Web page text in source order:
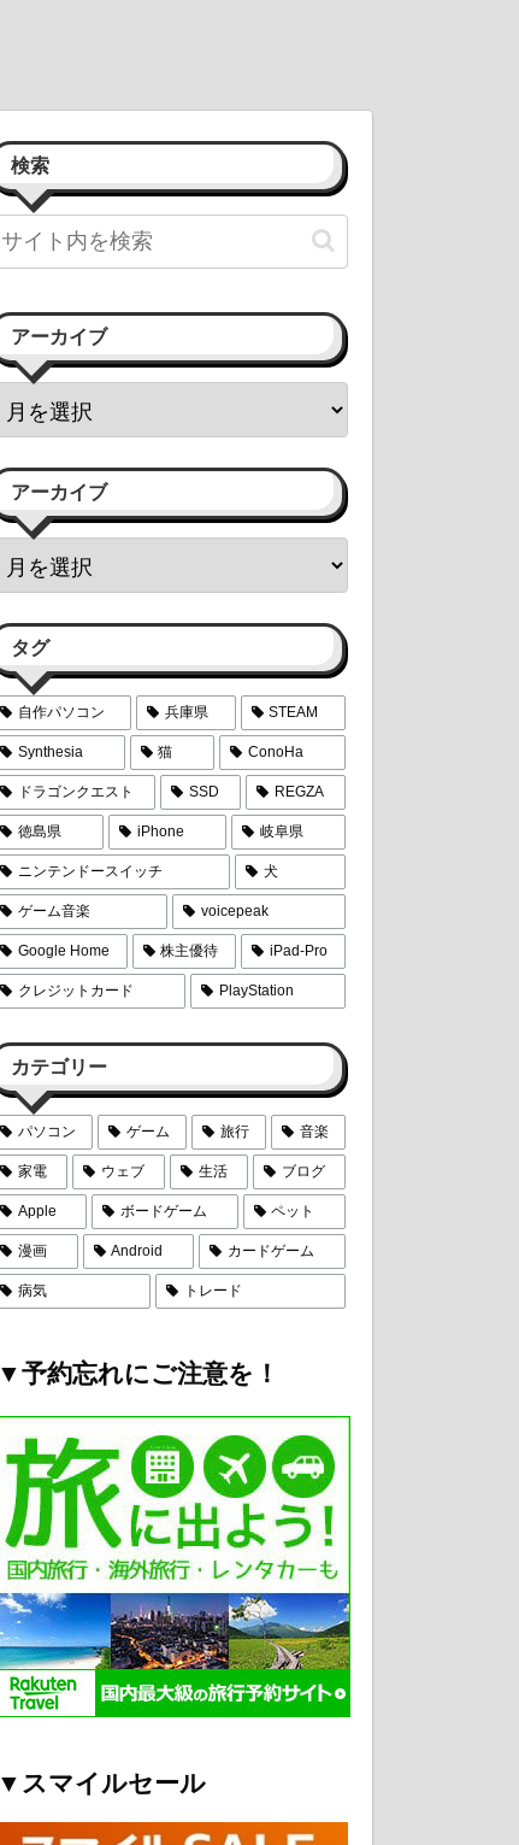
検索
アーカイブ
アーカイブ
タグ
自作パソコン 兵庫県 STEAM
Synthesia 猫 ConoHa
ドラゴンクエスト SSD REGZA
徳島県 iPhone 岐阜県
ニンテンドースイッチ 犬
ゲーム音楽 voicepeak
Google Home 株主優待 iPad-Pro
クレジットカード PlayStation
カテゴリー
パソコン ゲーム 旅行 音楽
家電 ウェブ 生活 ブログ
Apple ボードゲーム ペット
漫画 Android カードゲーム
病気 トレード
▼予約忘れにご注意を！
▼スマイルセール